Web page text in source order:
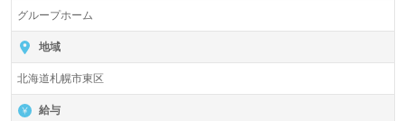
グループホーム
地域
北海道札幌市東区
給与